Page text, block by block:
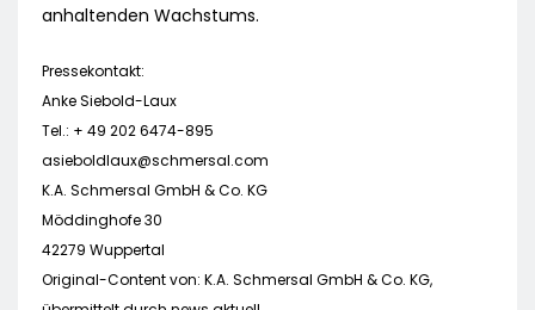
anhaltenden Wachstums.
Pressekontakt:
Anke Siebold-Laux
Tel.: + 49 202 6474-895
asieboldlaux@schmersal.com
K.A. Schmersal GmbH & Co. KG
Möddinghofe 30
42279 Wuppertal
Original-Content von: K.A. Schmersal GmbH & Co. KG,